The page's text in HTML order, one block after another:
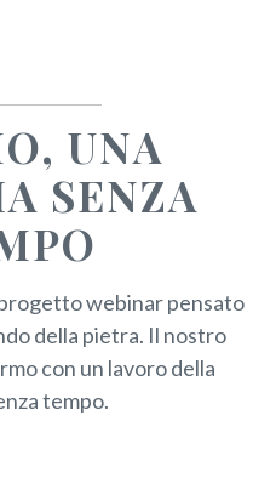
UNA
SENZA
webinar pensato
della pietra. Il nostro
con un lavoro della
tempo.